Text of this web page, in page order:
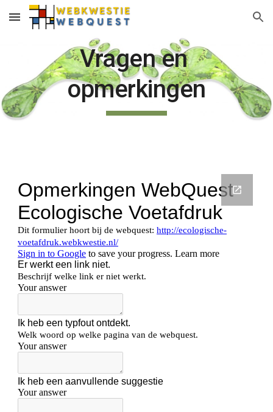
Skip to main content Skip to navigation
Vragen en
opmerkingen